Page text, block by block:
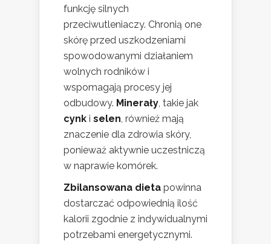
funkcję silnych
przeciwutleniaczy. Chronią one
skórę przed uszkodzeniami
spowodowanymi działaniem
wolnych rodników i
wspomagają procesy jej
odbudowy. Minerały, takie jak
cynk i selen, również mają
znaczenie dla zdrowia skóry,
ponieważ aktywnie uczestniczą
w naprawie komórek.
Zbilansowana dieta powinna
dostarczać odpowiednią ilość
kalorii zgodnie z indywidualnymi
potrzebami energetycznymi.